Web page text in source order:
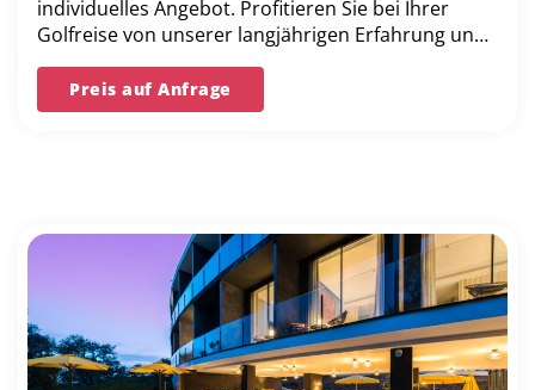
individuelles Angebot. Profitieren Sie bei Ihrer
Golfreise von unserer langjährigen Erfahrung und
unserer Bestpreis-Garantie.
Preis auf Anfrage